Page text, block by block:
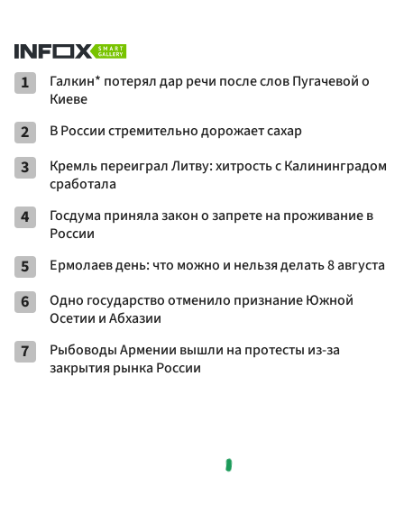
1
Галкин* потерял дар речи после слов Пугачевой о
Киеве
2 В России стремительно дорожает сахар
3
Кремль переиграл Литву: хитрость с Калининградом
сработала
4
Госдума приняла закон о запрете на проживание в
России
5 Ермолаев день: что можно и нельзя делать 8 августа
6
Одно государство отменило признание Южной
Осетии и Абхазии
7
Рыбоводы Армении вышли на протесты из-за
закрытия рынка России